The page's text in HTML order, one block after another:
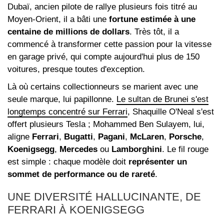
Dubaï, ancien pilote de rallye plusieurs fois titré au
Moyen-Orient, il a bâti une fortune estimée à une
centaine de millions de dollars. Très tôt, il a
commencé à transformer cette passion pour la vitesse
en garage privé, qui compte aujourd'hui plus de 150
voitures, presque toutes d'exception.
Là où certains collectionneurs se marient avec une
seule marque, lui papillonne. Le sultan de Brunei s'est
longtemps concentré sur Ferrari, Shaquille O'Neal s'est
offert plusieurs Tesla ; Mohammed Ben Sulayem, lui,
aligne Ferrari, Bugatti, Pagani, McLaren, Porsche,
Koenigsegg, Mercedes ou Lamborghini. Le fil rouge
est simple : chaque modèle doit représenter un
sommet de performance ou de rareté.
UNE DIVERSITÉ HALLUCINANTE, DE
FERRARI À KOENIGSEGG